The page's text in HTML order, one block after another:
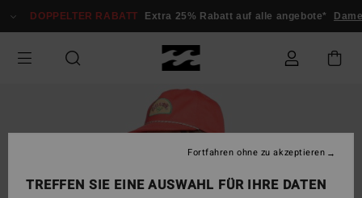
zur
springen
DOPPELTER RABATT Extra 25% Rabatt auf alle angebote* Damen
TREFFEN SIE EINE AUSWAHL FÜR IHRE DATEN
Fortfahren ohne zu akzeptieren